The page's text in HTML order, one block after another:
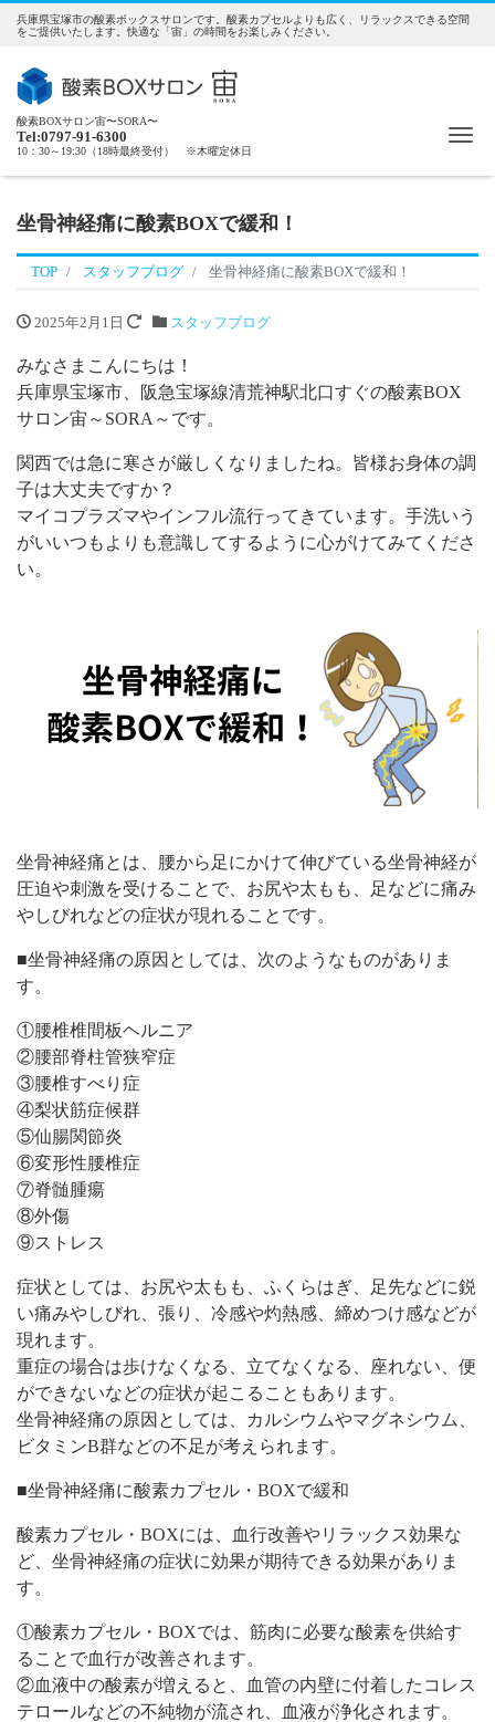
兵庫県宝塚市の酸素ボックスサロンです。酸素カプセルよりも広く、リラックスできる空間
をご提供いたします。快適な「宙」の時間をお楽しみください。
酸素BOXサロン宙〜SORA〜
Tel:0797-91-6300
10：30～19:30（18時最終受付） ※木曜定休日
坐骨神経痛に酸素BOXで緩和！
TOP スタッフブログ 坐骨神経痛に酸素BOXで緩和！
2025年2月1日 スタッフブログ
みなさまこんにちは！
兵庫県宝塚市、阪急宝塚線清荒神駅北口すぐの酸素BOX
サロン宙～SORA～です。
関西では急に寒さが厳しくなりましたね。皆様お身体の調
子は大丈夫ですか？
マイコプラズマやインフル流行ってきています。手洗いう
がいいつもよりも意識してするように心がけてみてくださ
い。
坐骨神経痛とは、腰から足にかけて伸びている坐骨神経が
圧迫や刺激を受けることで、お尻や太もも、足などに痛み
やしびれなどの症状が現れることです。
■坐骨神経痛の原因としては、次のようなものがありま
す。
①腰椎椎間板ヘルニア
②腰部脊柱管狭窄症
③腰椎すべり症
④梨状筋症候群
⑤仙腸関節炎
⑥変形性腰椎症
⑦脊髄腫瘍
⑧外傷
⑨ストレス
症状としては、お尻や太もも、ふくらはぎ、足先などに鋭
い痛みやしびれ、張り、冷感や灼熱感、締めつけ感などが
現れます。
重症の場合は歩けなくなる、立てなくなる、座れない、便
ができないなどの症状が起こることもあります。
坐骨神経痛の原因としては、カルシウムやマグネシウム、
ビタミンB群などの不足が考えられます。
■坐骨神経痛に酸素カプセル・BOXで緩和
酸素カプセル・BOXには、血行改善やリラックス効果な
ど、坐骨神経痛の症状に効果が期待できる効果がありま
す。
①酸素カプセル・BOXでは、筋肉に必要な酸素を供給す
ることで血行が改善されます。
②血液中の酸素が増えると、血管の内壁に付着したコレス
テロールなどの不純物が流され、血液が浄化されます。